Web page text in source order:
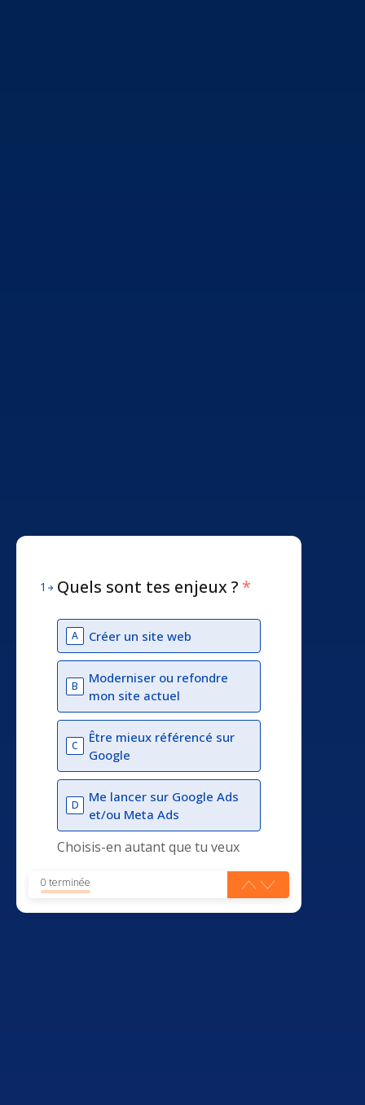
1 Quels sont tes enjeux ? *
A Créer un site web
B
Moderniser ou refondre
mon site actuel
C
Être mieux référencé sur
Google
D
Me lancer sur Google Ads
et/ou Meta Ads
Choisis-en autant que tu veux
0 terminée